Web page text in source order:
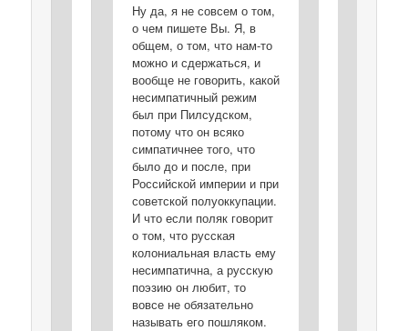
Ну да, я не совсем о том,
о чем пишете Вы. Я, в
общем, о том, что нам-то
можно и сдержаться, и
вообще не говорить, какой
несимпатичный режим
был при Пилсудском,
потому что он всяко
симпатичнее того, что
было до и после, при
Российской империи и при
советской полуоккупации.
И что если поляк говорит
о том, что русская
колониальная власть ему
несимпатична, а русскую
поэзию он любит, то
вовсе не обязательно
называть его пошляком.